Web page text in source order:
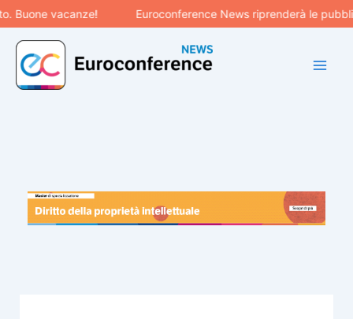
Vai
al
contenuto
vacanze! Euroconference News riprenderà le